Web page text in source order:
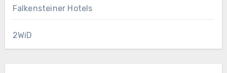
Falkensteiner Hotels
2WiD